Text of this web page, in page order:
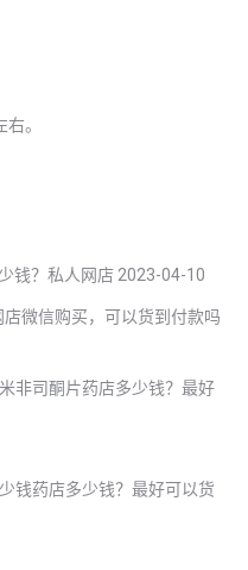
。
钱？私人网店 2023-04-10
微信购买，可以货到付款吗
非司酮片药店多少钱？最好
钱药店多少钱？最好可以货